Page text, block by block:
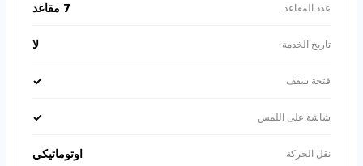
عدد المقاعد 7 مقاعد
تاريخ الخدمة لا
فتحة سقف ✓
شاشة على اللمس ✓
نقل الحركة اوتوماتيكي